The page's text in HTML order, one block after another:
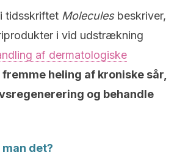
tidsskriftet Moleculesbeskriver,
i vid udstrækning
af dermatologiske
fremme heling af kroniske sår,
og behandle
det?